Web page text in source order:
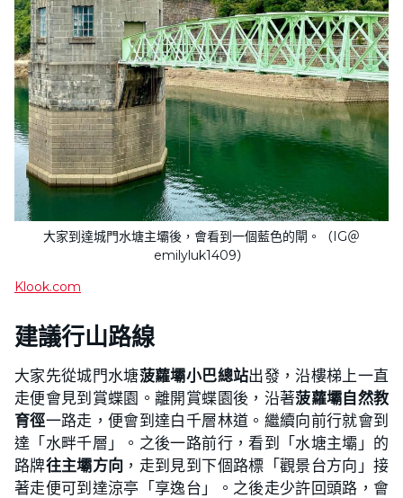
大家到達城門水塘主壩後，會看到一個藍色的閘。（IG＠
emilyluk1409）
Klook.com
建議行山路線
大家先從城門水塘菠蘿壩小巴總站出發，沿樓梯上一直
走便會見到賞蝶園。離開賞蝶園後，沿著菠蘿壩自然教
育徑一路走，便會到達白千層林道。繼續向前行就會到
達「水畔千層」。之後一路前行，看到「水塘主壩」的
路牌往主壩方向 ，走到見到下個路標「觀景台方向」接
著走便可到達涼亭「享逸台」。之後走少許回頭路，會